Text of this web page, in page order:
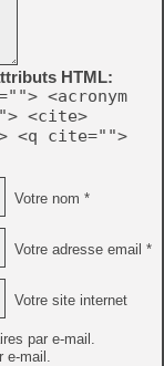
HTML:
<acronym
<cite>
<q cite="">
Votre nom *
Votre adresse email *
Votre site internet
par e-mail.
e-mail.